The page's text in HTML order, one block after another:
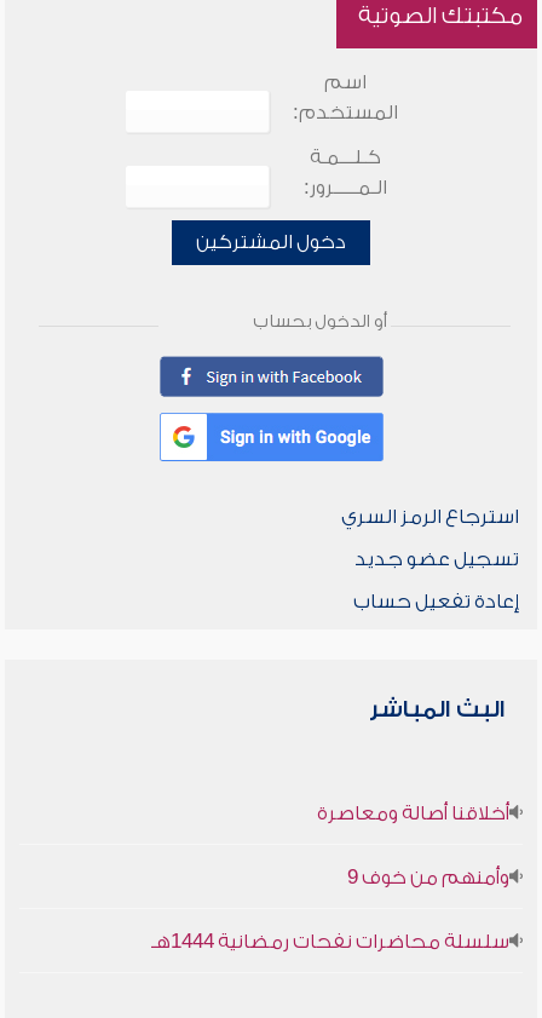
مكتبتك الصوتية
اسم
المستخدم:
كـلـــمـة
الـمـــــرور:
دخول المشتركين
أو الدخول بحساب
استرجاع الرمز السري
تسجيل عضو جديد
إعادة تفعيل حساب
البث المباشر
أخلاقنا أصالة ومعاصرة
وأمنهم من خوف 9
سلسلة محاضرات نفحات رمضانية 1444هـ